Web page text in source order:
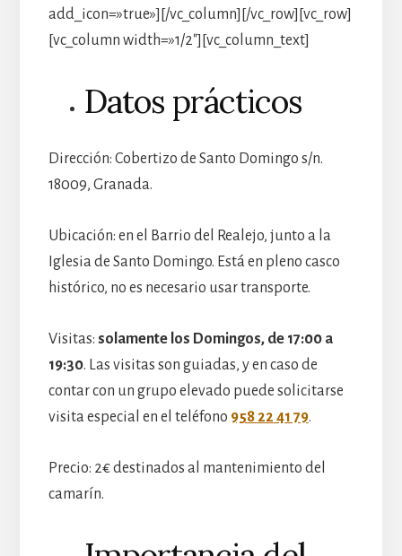
add_icon=»true»][/vc_column][/vc_row][vc_row]
[vc_column width=»1/2″][vc_column_text]
Datos prácticos
Dirección: Cobertizo de Santo Domingo s/n.
18009, Granada.
Ubicación: en el Barrio del Realejo, junto a la
Iglesia de Santo Domingo. Está en pleno casco
histórico, no es necesario usar transporte.
Visitas: solamente los Domingos, de 17:00 a
19:30. Las visitas son guiadas, y en caso de
contar con un grupo elevado puede solicitarse
visita especial en el teléfono 958 22 41 79.
Precio: 2€ destinados al mantenimiento del
camarín.